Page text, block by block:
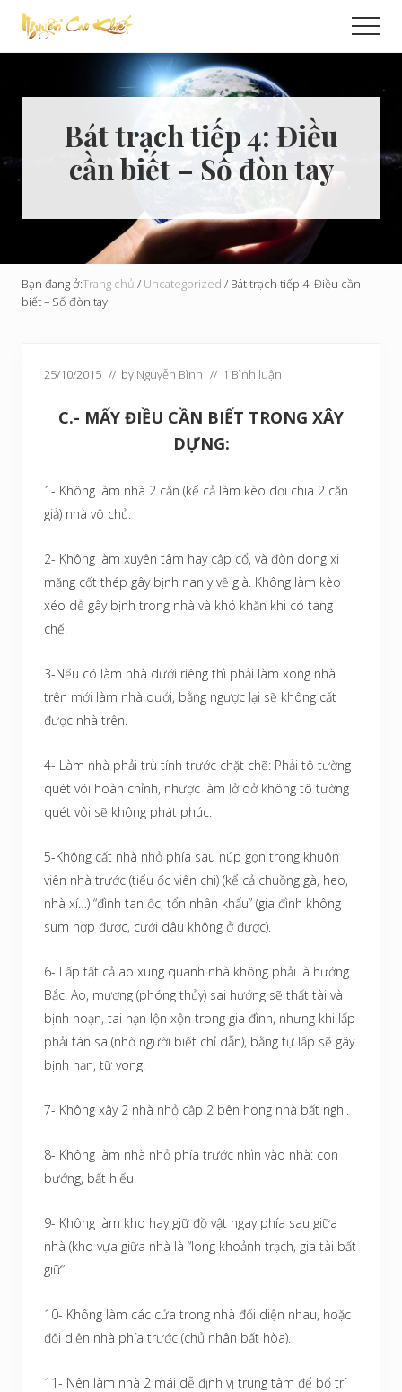
Menu
Skip
main
qua
primary
Cải
Cầu
Bát trạch tiếp 4: Điều
cần biết – Số đòn tay
Bạn đang ở:Trang chủ / Uncategorized / Bát trạch tiếp 4: Điều cần
biết – Số đòn tay
25/10/2015 // by Nguyễn Bình // 1 Bình luận
C.- MẤY ĐIỀU CẦN BIẾT TRONG XÂY
DỰNG:
1- Không làm nhà 2 căn (kể cả làm kèo dơi chia 2 căn
giả) nhà vô chủ.
2- Không làm xuyên tâm hay cập cổ, và đòn dong xi
măng cốt thép gây bịnh nan y về già. Không làm kèo
xéo dễ gây bịnh trong nhà và khó khăn khi có tang
chế.
3-Nếu có làm nhà dưới riêng thì phải làm xong nhà
trên mới làm nhà dưới, bằng ngược lại sẽ không cất
được nhà trên.
4- Làm nhà phải trù tính trước chặt chẽ: Phải tô tường
quét vôi hoàn chỉnh, nhược làm lở dở không tô tường
quét vôi sẽ không phát phúc.
5-Không cất nhà nhỏ phía sau núp gọn trong khuôn
viên nhà trước (tiểu ốc viên chi) (kể cả chuồng gà, heo,
nhà xí…) “đình tan ốc, tổn nhân khẩu” (gia đình không
sum hợp được, cưới dâu không ở được).
6- Lấp tất cả ao xung quanh nhà không phải là hướng
Bắc. Ao, mương (phóng thủy) sai hướng sẽ thất tài và
bịnh hoạn, tai nạn lộn xộn trong gia đình, nhưng khi lấp
phải tán sa (nhờ người biết chỉ dẫn), bằng tự lấp sẽ gây
bịnh nạn, tữ vong.
7- Không xây 2 nhà nhỏ cập 2 bên hong nhà bất nghi.
8- Không làm nhà nhỏ phía trước nhìn vào nhà: con
bướng, bất hiếu.
9- Không làm kho hay giữ đồ vật ngay phía sau giữa
nhà (kho vựa giữa nhà là “long khoảnh trạch, gia tài bất
giữ”.
10- Không làm các cửa trong nhà đối diện nhau, hoặc
đối diện nhà phía trước (chủ nhân bất hòa).
11- Nên làm nhà 2 mái dễ định vị trung tâm để bố trí